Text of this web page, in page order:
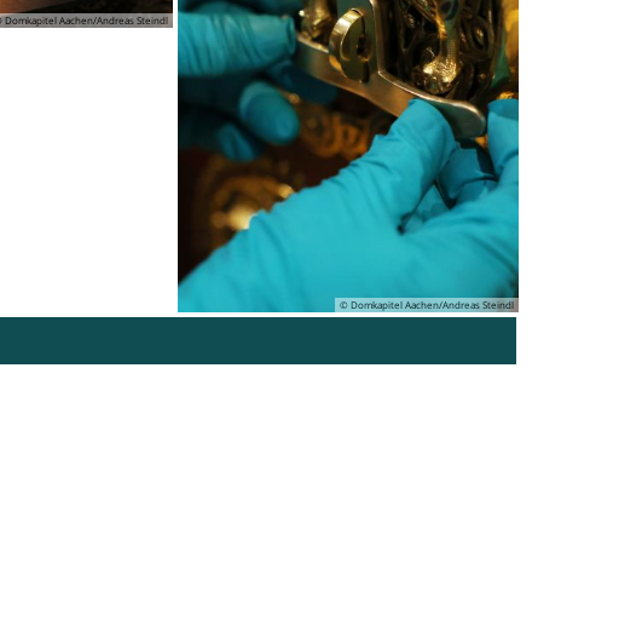
Domkapitel Aachen/Andreas Steindl
© Domkapitel Aachen/Andreas Steindl